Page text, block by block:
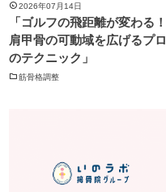
2026年07月14日
「ゴルフの飛距離が変わる！
肩甲骨の可動域を広げるプロ
のテクニック」
筋骨格調整